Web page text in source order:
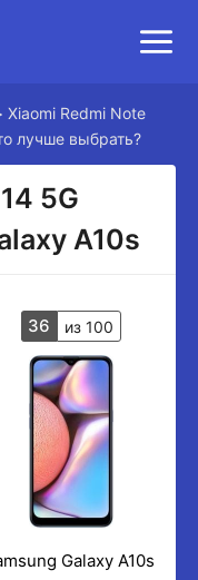
Xiaomi Redmi Note
лучше выбрать?
5G
A10s
36 из 100
Galaxy A10s